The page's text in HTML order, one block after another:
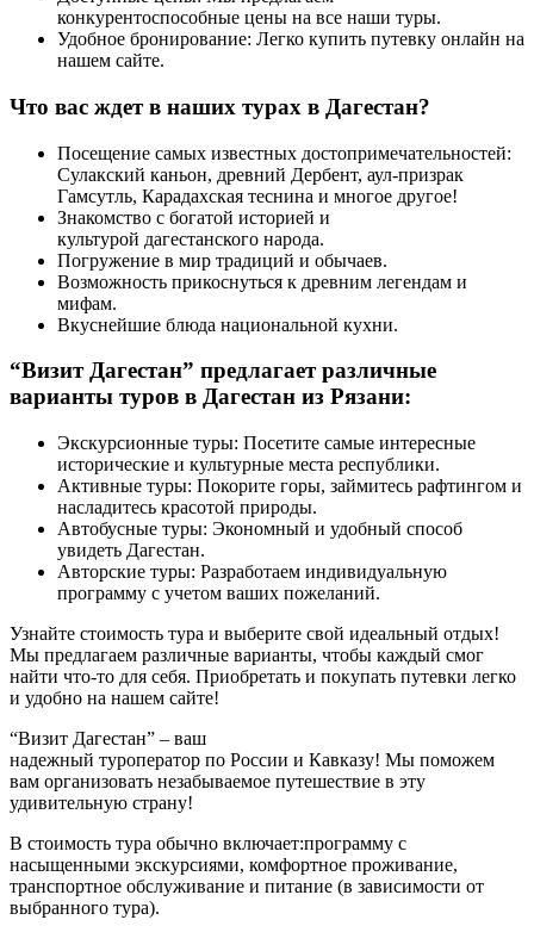
конкурентоспособные цены на все наши туры.
Удобное бронирование: Легко купить путевку онлайн на
нашем сайте.
Что вас ждет в наших турах в Дагестан?
Посещение самых известных достопримечательностей:
Сулакский каньон, древний Дербент, аул-призрак
Гамсутль, Карадахская теснина и многое другое!
Знакомство с богатой историей и
культурой дагестанского народа.
Погружение в мир традиций и обычаев.
Возможность прикоснуться к древним легендам и
мифам.
Вкуснейшие блюда национальной кухни.
“Визит Дагестан” предлагает различные
варианты туров в Дагестан из Рязани:
Экскурсионные туры: Посетите самые интересные
исторические и культурные места республики.
Активные туры: Покорите горы, займитесь рафтингом и
насладитесь красотой природы.
Автобусные туры: Экономный и удобный способ
увидеть Дагестан.
Авторские туры: Разработаем индивидуальную
программу с учетом ваших пожеланий.
Узнайте стоимость тура и выберите свой идеальный отдых!
Мы предлагаем различные варианты, чтобы каждый смог
найти что-то для себя. Приобретать и покупать путевки легко
и удобно на нашем сайте!
“Визит Дагестан” – ваш
надежный туроператор по России и Кавказу! Мы поможем
вам организовать незабываемое путешествие в эту
удивительную страну!
В стоимость тура обычно включает:программу с
насыщенными экскурсиями, комфортное проживание,
транспортное обслуживание и питание (в зависимости от
выбранного тура).